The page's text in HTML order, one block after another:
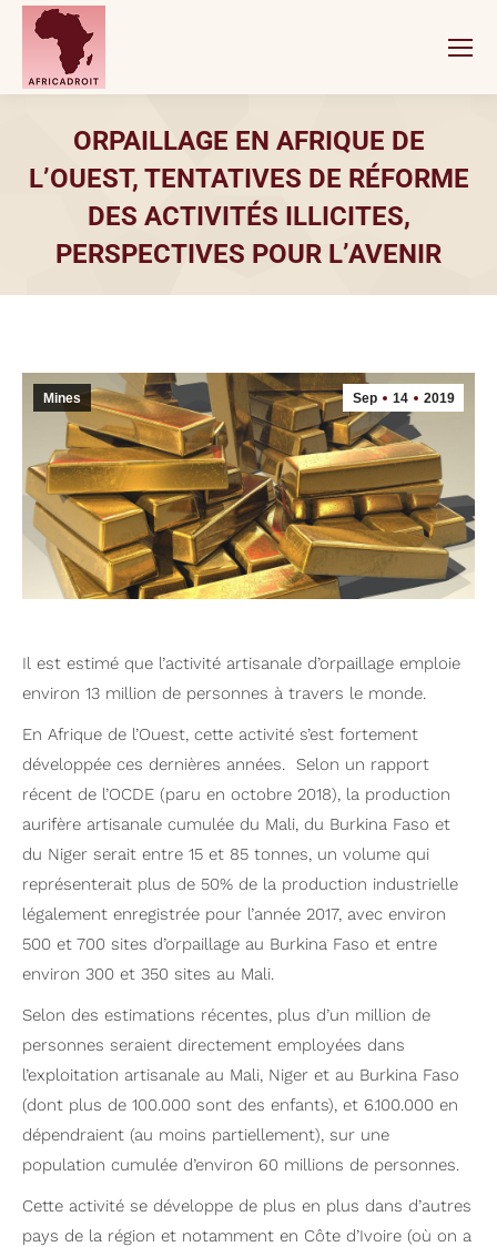
ORPAILLAGE EN AFRIQUE DE
L’OUEST, TENTATIVES DE RÉFORME
DES ACTIVITÉS ILLICITES,
PERSPECTIVES POUR L’AVENIR
Sep 14 2019
Mines
Il est estimé que l’activité artisanale d’orpaillage emploie
environ 13 million de personnes à travers le monde.
En Afrique de l’Ouest, cette activité s’est fortement
développée ces dernières années. Selon un rapport
récent de l’OCDE (paru en octobre 2018), la production
aurifère artisanale cumulée du Mali, du Burkina Faso et
du Niger serait entre 15 et 85 tonnes, un volume qui
représenterait plus de 50% de la production industrielle
légalement enregistrée pour l’année 2017, avec environ
500 et 700 sites d’orpaillage au Burkina Faso et entre
environ 300 et 350 sites au Mali.
Selon des estimations récentes, plus d’un million de
personnes seraient directement employées dans
l’exploitation artisanale au Mali, Niger et au Burkina Faso
(dont plus de 100.000 sont des enfants), et 6.100.000 en
dépendraient (au moins partiellement), sur une
population cumulée d’environ 60 millions de personnes.
Cette activité se développe de plus en plus dans d’autres
pays de la région et notamment en Côte d’Ivoire (où on a